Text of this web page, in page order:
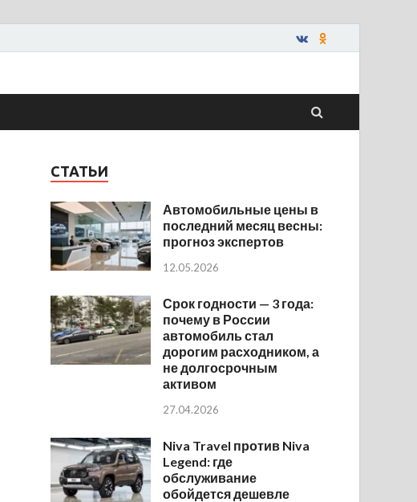
СТАТЬИ
Автомобильные цены в
последний месяц весны:
прогноз экспертов
12.05.2026
Срок годности — 3 года:
почему в России
автомобиль стал
дорогим расходником, а
не долгосрочным
активом
27.04.2026
Niva Travel против Niva
Legend: где
обслуживание
обойдется дешевле